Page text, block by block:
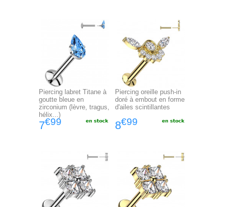
Piercing labret Titane à
goutte bleue en
zirconium (lèvre, tragus,
hélix...)
7€99
Piercing oreille push-in
doré à embout en forme
d'ailes scintillantes
8€99